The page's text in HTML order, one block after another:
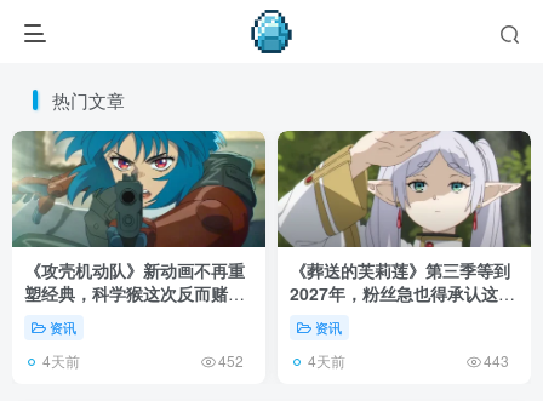
热门文章
《攻壳机动队》新动画不再重
塑经典，科学猴这次反而赌对
了！资讯
4天前 452
《葬送的芙莉莲》第三季等到
2027年，粉丝急也得承认这次
慢得有道理！
资讯
4天前 443